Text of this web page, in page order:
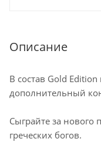
Описание
В состав Gold Edition
дополнительный
Сыграйте за нового
греческих богов.